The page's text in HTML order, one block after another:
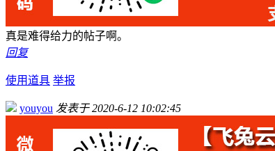
真是难得给力的帖子啊。
回复
使用道具 举报
youyou 发表于 2020-6-12 10:02:45